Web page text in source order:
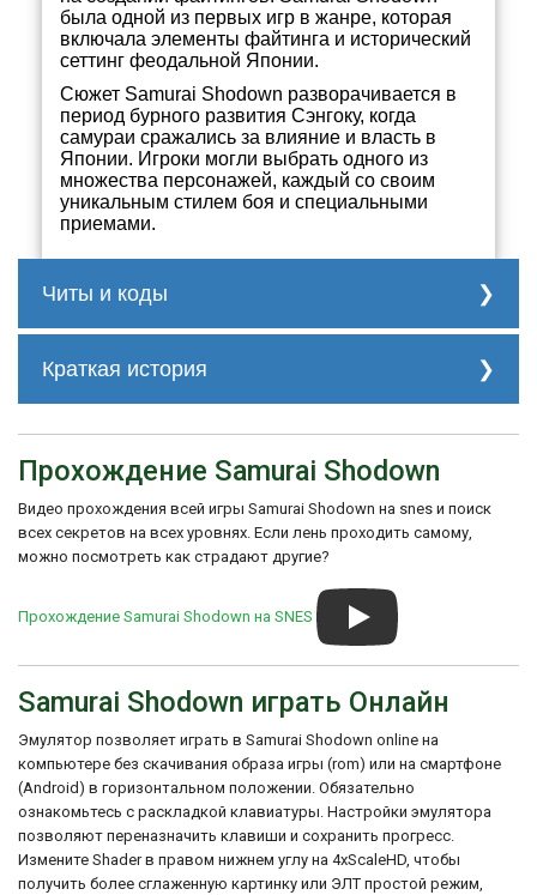
была одной из первых игр в жанре, которая
включала элементы файтинга и исторический
сеттинг феодальной Японии.
Сюжет Samurai Shodown разворачивается в
период бурного развития Сэнгоку, когда
самураи сражались за влияние и власть в
Японии. Игроки могли выбрать одного из
множества персонажей, каждый со своим
уникальным стилем боя и специальными
приемами.
Читы и коды
4D94-7401 Start with 1/4 energy
DFE1-876D One hit will max out a character's
Краткая история
благодаря своей захватывающей игровой
механике, красивой графике и атмосфере
древней Японии. Игра получила высокие
оценки от критиков и считается одной из
лучших файтинг-игр для SNES.
Samurai Shodown успешно портировали
одной из самых известных серий
файтингов от SNK Corporation. В
последующие годы вышли несколько
сиквелов и ремейков этой знаменитой
игры.
Прохождение Samurai Shodown
Видео прохождения всей игры Samurai Shodown на snes и поиск
всех секретов на всех уровнях. Если лень проходить самому,
можно посмотреть как страдают другие?
Прохождение Samurai Shodown на SNES
Samurai Shodown играть Онлайн
Эмулятор позволяет играть в Samurai Shodown online на
компьютере без скачивания образа игры (rom) или на смартфоне
(Android) в горизонтальном положении. Обязательно
ознакомьтесь с раскладкой клавиатуры. Настройки эмулятора
позволяют переназначить клавиши и сохранить прогресс.
Измените Shader в правом нижнем углу на 4xScaleHD, чтобы
получить более сглаженную картинку или ЭЛТ простой режим,